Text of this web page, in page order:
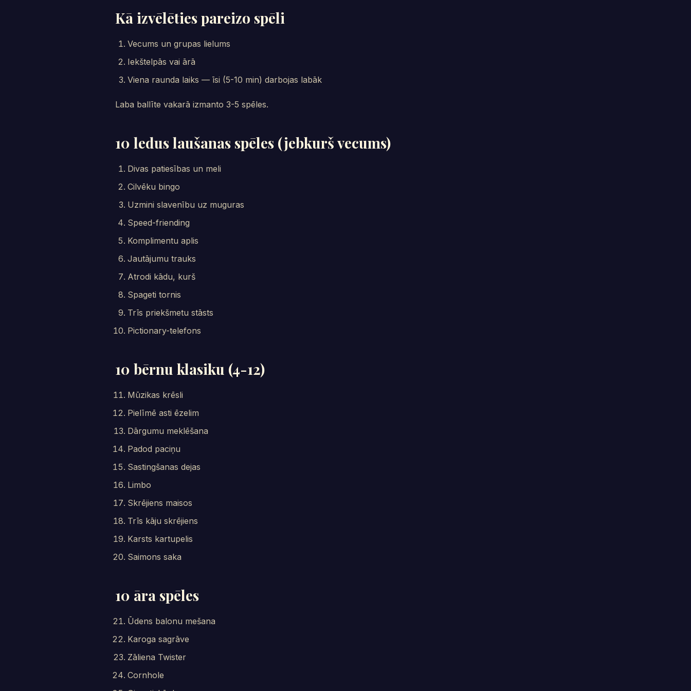
Kā izvēlēties pareizo spēli
Vecums un grupas lielums
Iekštelpās vai ārā
Viena raunda laiks — īsi (5-10 min) darbojas labāk
Laba ballīte vakarā izmanto 3-5 spēles.
10 ledus laušanas spēles (jebkurš vecums)
Divas patiesības un meli
Cilvēku bingo
Uzmini slavenību uz muguras
Speed-friending
Komplimentu aplis
Jautājumu trauks
Atrodi kādu, kurš
Spageti tornis
Trīs priekšmetu stāsts
Pictionary-telefons
10 bērnu klasiku (4-12)
Mūzikas krēsli
Pielīmē asti ēzelim
Dārgumu meklēšana
Padod paciņu
Sastingšanas dejas
Limbo
Skrējiens maisos
Trīs kāju skrējiens
Karsts kartupelis
Saimons saka
10 āra spēles
Ūdens balonu mešana
Karoga sagrāve
Zāliena Twister
Cornhole